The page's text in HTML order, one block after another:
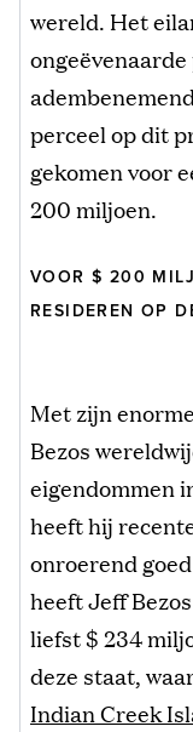
wereld. Het
perceel op dit
gekomen voor
200 miljoen.
VOOR $ 200
RESIDEREN OP
Met zijn
Bezos
eigendommen
heeft hij
onroerend
heeft Jeff
liefst $ 234
deze staat,
Indian Creek